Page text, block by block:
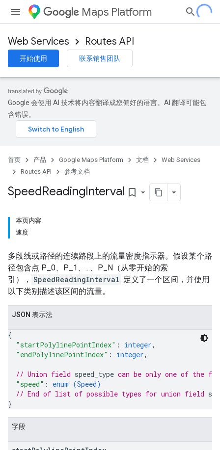
Maps Platform
Web Services Routes API
开始使用 联系销售团队
Google 会使用 AI 技术将内容翻译成您偏好的语言。AI 翻译可能包
含错误。
首页 产品 Google Maps Platform 文档
Web Services
Routes API
参考文档
SpeedReadingInterval bookmark_border
本页内容
速度
多段线或路径的连续路段上的流量密度指示器。假设某个路
径包含点 P_0、P_1、...、P_N（从零开始的索
引）， SpeedReadingInterval 定义了一个区间，并使用
以下类别描述该区间的流量。
JSON 表示法
{
"startPolylinePointIndex" : integer,
"endPolylinePointIndex" : integer,
// Union field speed_type can be only one of the
"speed" : enum (Speed)
// End of list of possible types for union field
}
字段